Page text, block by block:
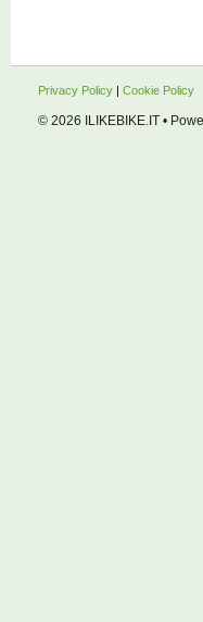
Privacy Policy Cookie Policy
© 2026 ILIKEBIKE.IT •